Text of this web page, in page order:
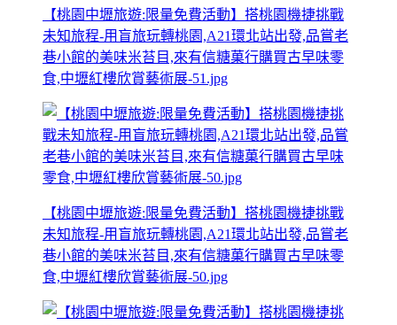
【桃園中壢旅遊:限量免費活動】搭桃園機捷挑戰
未知旅程-用盲旅玩轉桃園,A21環北站出發,品嘗老
巷小館的美味米苔目,來有信糖菓行購買古早味零
食,中壢紅樓欣賞藝術展-51.jpg
【桃園中壢旅遊:限量免費活動】搭桃園機捷挑戰
未知旅程-用盲旅玩轉桃園,A21環北站出發,品嘗老
巷小館的美味米苔目,來有信糖菓行購買古早味零
食,中壢紅樓欣賞藝術展-50.jpg